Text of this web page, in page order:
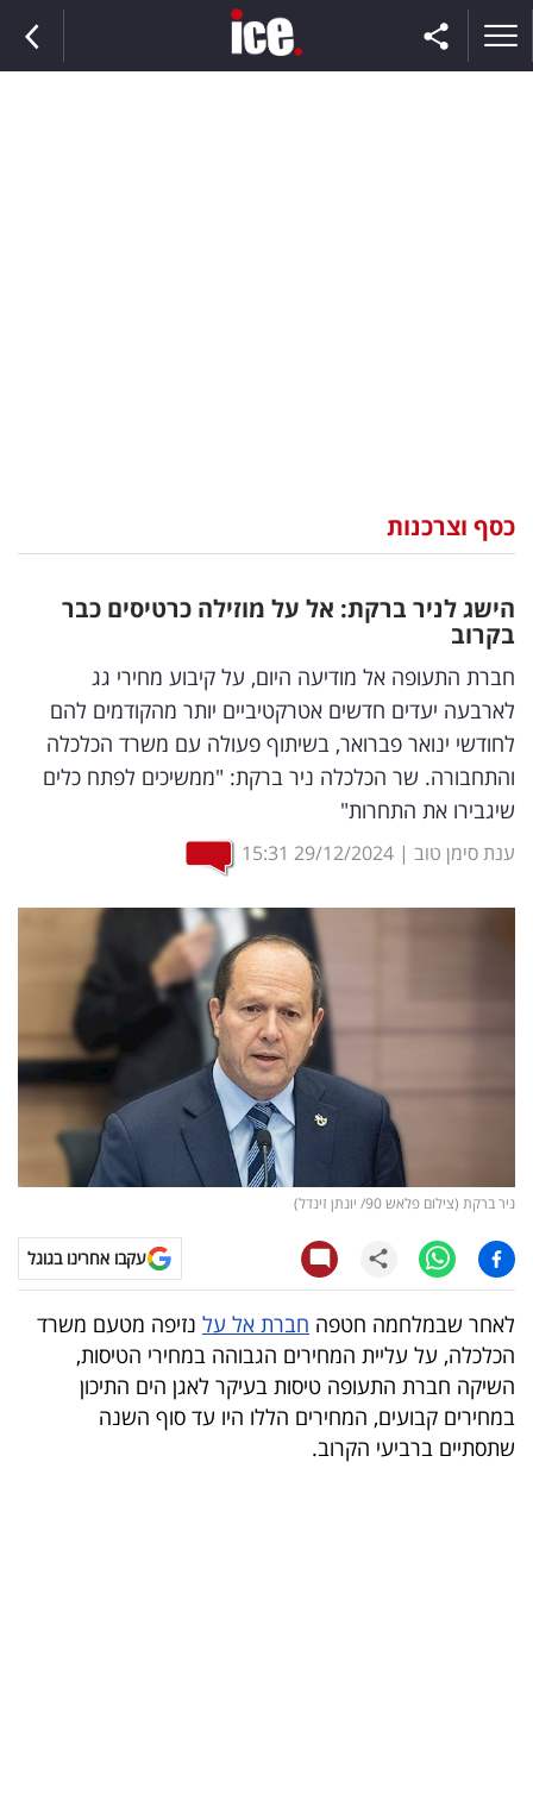
וצרכנות
דיגיטל
וטק
שיווק
ופרסום
משפט
מדדים
ומחקרים
עסקי
ספורט
קריירה
ולימודים
כסף וצרכנות
הישג לניר ברקת: אל על מוזילה כרטיסים כבר
בקרוב
חברת התעופה אל מודיעה היום, על קיבוע מחירי גג
לארבעה יעדים חדשים אטרקטיביים יותר מהקודמים להם
לחודשי ינואר פברואר, בשיתוף פעולה עם משרד הכלכלה
והתחבורה. שר הכלכלה ניר ברקת: "ממשיכים לפתח כלים
שיגבירו את התחרות"
ענת סימן טוב |
29/12/2024
15:31
ניר ברקת (צילום פלאש 90/ יונתן זינדל)
עקבו אחרינו בגוגל
לאחר שבמלחמה חטפה חברת אל על נזיפה מטעם משרד
הכלכלה, על עליית המחירים הגבוהה במחירי הטיסות,
השיקה חברת התעופה טיסות בעיקר לאגן הים התיכון
במחירים קבועים, המחירים הללו היו עד סוף השנה
שתסתיים ברביעי הקרוב.